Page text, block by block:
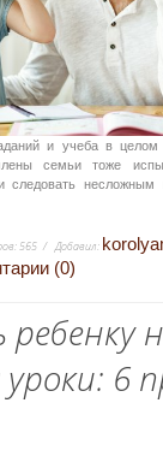
и учеба в
семьи тоже
следовать несложным
565 Добавил:
(0)
ребенку
уроки: 6